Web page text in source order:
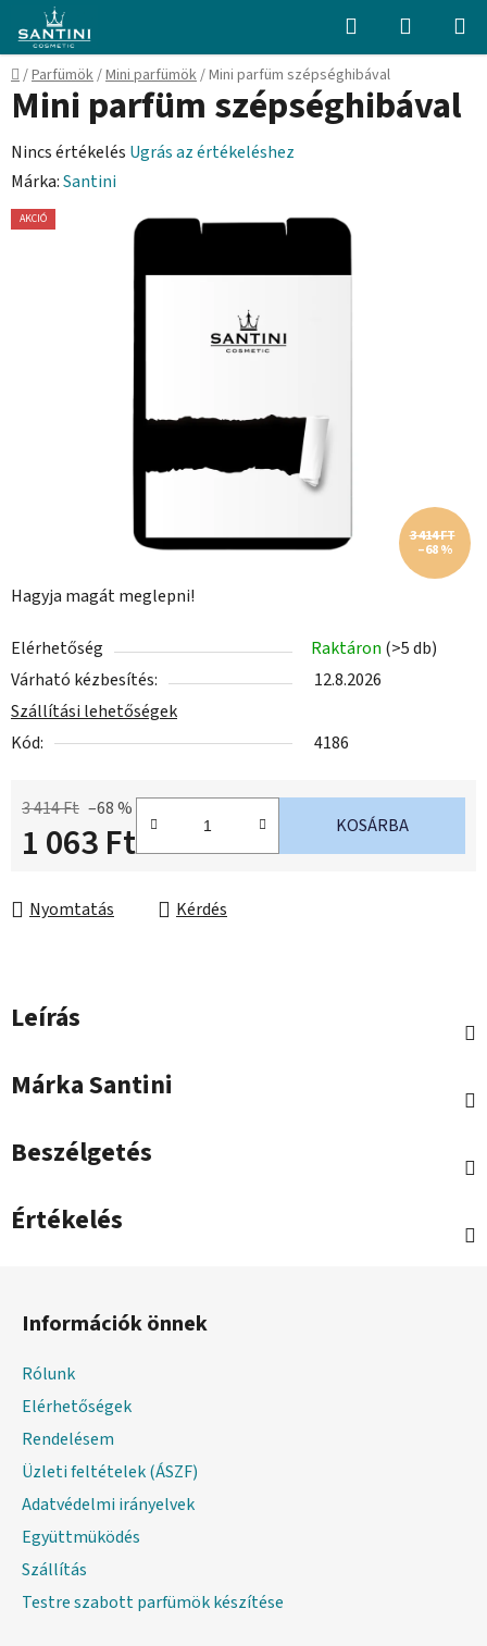
fő
tartalomhoz
Keresés KOSÁR
Kezdőlap
/Parfümök/Mini parfümök/Mini parfüm szépséghibával
Hagyja magát meglepni!
Elérhetőség Raktáron (>5 db)
Várható kézbesítés:
12.8.2026
Szállítási lehetőségek
Kód:
4186
3 414 Ft –68 %
1 063 Ft KOSÁRBA
Nyomtatás Kérdés
Mini parfüm szépséghibával
A
termék
átlagos
Nincs értékelés Ugrás az értékeléshez
Márka:Santini
AKCIÓ
3 414 FT
–68 %
Leírás
MárkaSantini
Beszélgetés
Értékelés
Információk önnek
Rólunk
Elérhetőségek
Rendelésem
Üzleti feltételek (ÁSZF)
Adatvédelmi irányelvek
Együttmüködés
Szállítás
Testre szabott parfümök készítése